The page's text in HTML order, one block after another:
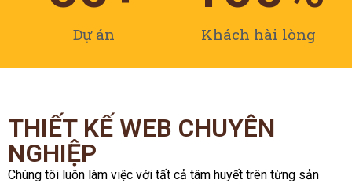
Dự án Khách hài lòng
THIẾT KẾ WEB CHUYÊN
NGHIỆP
Chúng tôi luôn làm việc với tất cả tâm huyết trên từng sản